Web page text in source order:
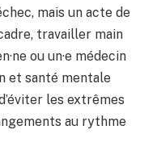
mais un acte de
travailler main
ou un·e médecin
et santé mentale
les extrêmes
au rythme